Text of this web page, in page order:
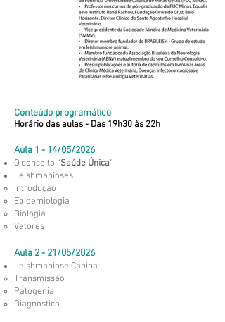
Conteúdo programático
Horário das aulas - Das 19h30 às 22h
Aula 1 - 14/05/2026
O conceito “Saúde Única”
Leishmanioses
Introdução
Epidemiologia
Biologia
Vetores
Aula 2 - 21/05/2026
Leishmaniose Canina
Transmissão
Patogenia
Diagnostico